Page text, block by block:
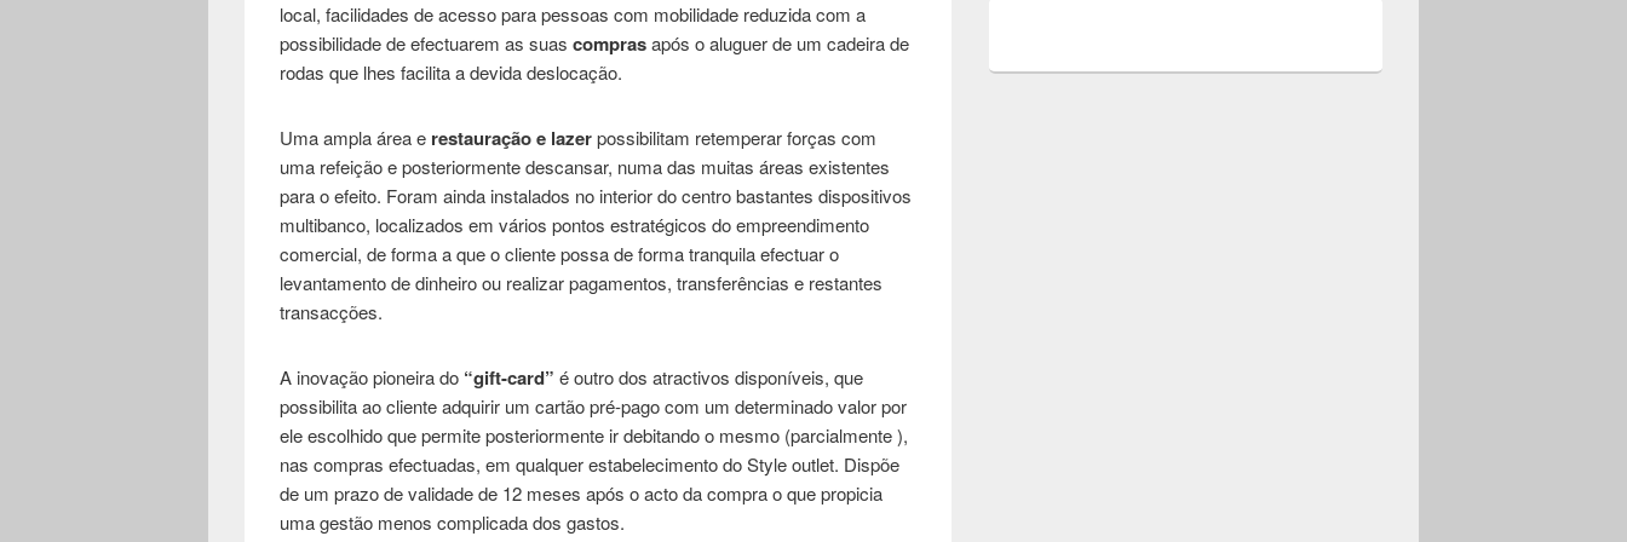
local, facilidades de acesso para pessoas com mobilidade reduzida com a
possibilidade de efectuarem as suascomprasapós o aluguer de um cadeira de
rodas que lhes facilita a devida deslocação.
Uma ampla área e restauração e lazerpossibilitam retemperar forças com
uma refeição e posteriormente descansar, numa das muitas áreas existentes
para o efeito. Foram ainda instalados no interior do centro bastantes dispositivos
multibanco, localizados em vários pontos estratégicos do empreendimento
comercial, de forma a que o cliente possa de forma tranquila efectuar o
levantamento de dinheiro ou realizar pagamentos, transferências e restantes
transacções.
A inovação pioneira do “gift-card”é outro dos atractivos disponíveis, que
possibilita ao cliente adquirir um cartão pré-pago com um determinado valor por
ele escolhido que permite posteriormente ir debitando o mesmo (parcialmente ),
nas compras efectuadas, em qualquer estabelecimento do Style outlet. Dispõe
de um prazo de validade de 12 meses após o acto da compra o que propicia
uma gestão menos complicada dos gastos.